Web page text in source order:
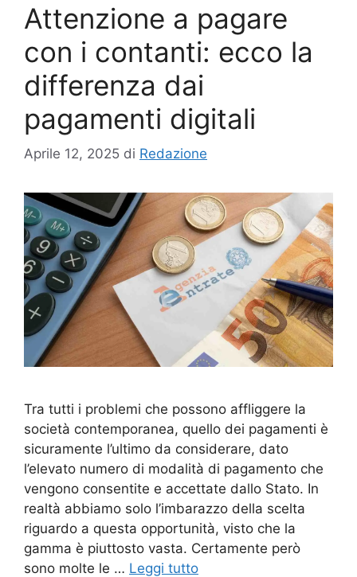
Attenzione a pagare
con i contanti: ecco la
differenza dai
pagamenti digitali
Aprile 12, 2025 di Redazione
Tra tutti i problemi che possono affliggere la
società contemporanea, quello dei pagamenti è
sicuramente l’ultimo da considerare, dato
l’elevato numero di modalità di pagamento che
vengono consentite e accettate dallo Stato. In
realtà abbiamo solo l’imbarazzo della scelta
riguardo a questa opportunità, visto che la
gamma è piuttosto vasta. Certamente però
sono molte le … Leggi tutto